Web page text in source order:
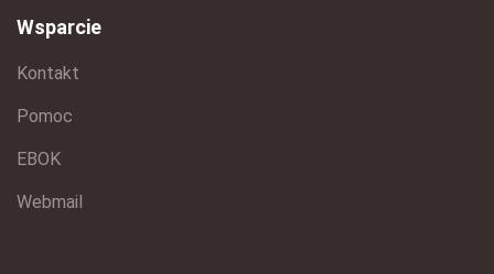
Wsparcie
Kontakt
Pomoc
EBOK
Webmail